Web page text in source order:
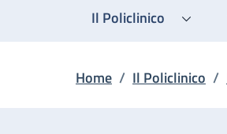
Il Policlinico
Briciole di
Home / Il Policlinico /